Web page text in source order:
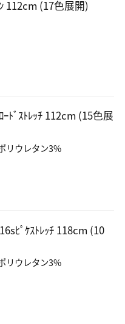
112cm (17色展開)
ﾄﾞｽﾄﾚｯﾁ 112cm (15色展
リウレタン3%
ﾋﾟｹｽﾄﾚｯﾁ 118cm (10
リウレタン3%